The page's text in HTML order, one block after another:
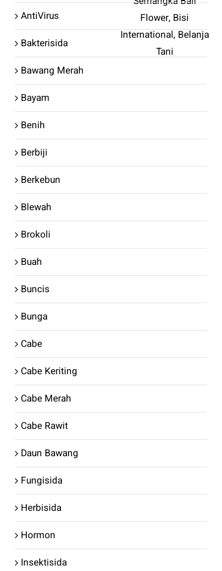
AntiVirus
Bakterisida
Bawang Merah
Bayam
Benih
Berbiji
Berkebun
Blewah
Brokoli
Buah
Buncis
Bunga
Cabe
Cabe Keriting
Cabe Merah
Cabe Rawit
Daun Bawang
Fungisida
Herbisida
Hormon
Insektisida